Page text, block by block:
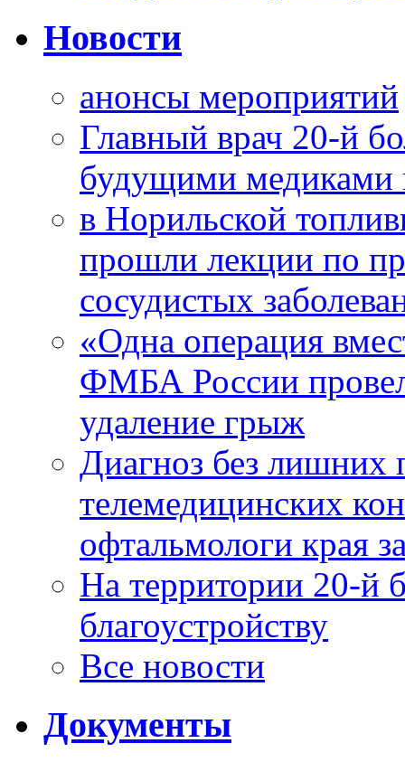
Новости
анонсы мероприятий
Главный врач 20-й
будущими медиками
в Норильской
прошли лекции по
сосудистых
«Одна операция
ФМБА России
удаление грыж
Диагноз без лишних
телемедицинских
офтальмологи края
На территории 20-й
благоустройству
Все новости
Документы